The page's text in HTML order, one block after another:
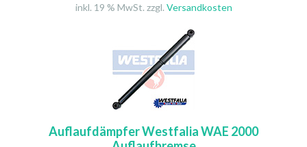
inkl. 19 % MwSt. zzgl. Versandkosten
Auflaufdämpfer Westfalia WAE 2000